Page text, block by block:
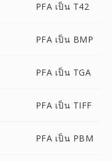
PFA เป็น T42
PFA เป็น BMP
PFA เป็น TGA
PFA เป็น TIFF
PFA เป็น PBM